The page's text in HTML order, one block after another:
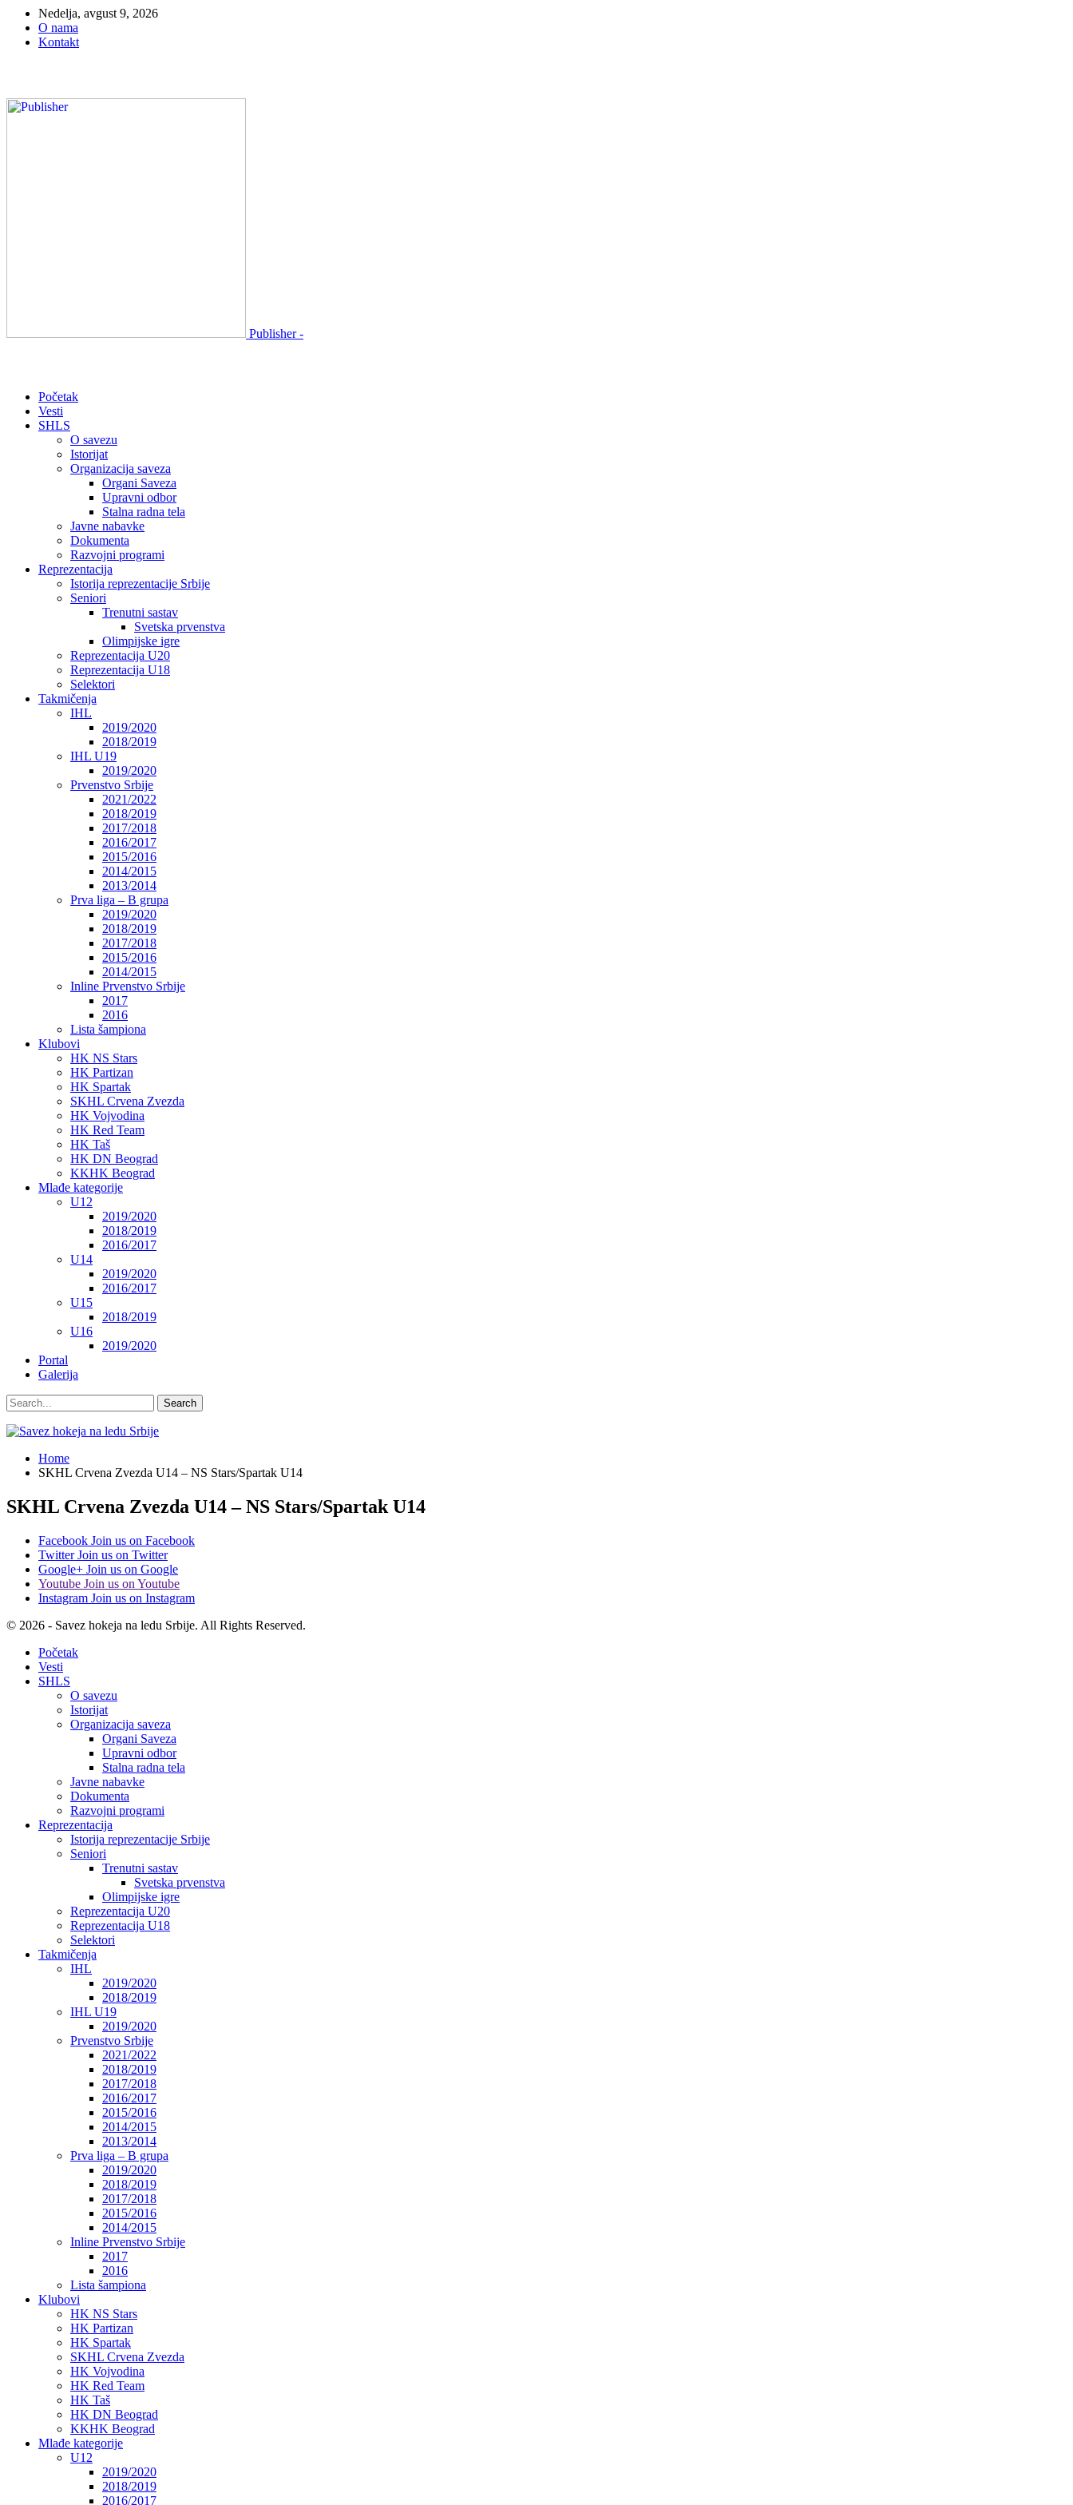
Nedelja, avgust 9, 2026
O nama
Kontakt
Publisher -
Početak
Vesti
SHLS
O savezu
Istorijat
Organizacija saveza
Organi Saveza
Upravni odbor
Stalna radna tela
Javne nabavke
Dokumenta
Razvojni programi
Reprezentacija
Istorija reprezentacije Srbije
Seniori
Trenutni sastav
Svetska prvenstva
Olimpijske igre
Reprezentacija U20
Reprezentacija U18
Selektori
Takmičenja
IHL
2019/2020
2018/2019
IHL U19
2019/2020
Prvenstvo Srbije
2021/2022
2018/2019
2017/2018
2016/2017
2015/2016
2014/2015
2013/2014
Prva liga – B grupa
2019/2020
2018/2019
2017/2018
2015/2016
2014/2015
Inline Prvenstvo Srbije
2017
2016
Lista šampiona
Klubovi
HK NS Stars
HK Partizan
HK Spartak
SKHL Crvena Zvezda
HK Vojvodina
HK Red Team
HK Taš
HK DN Beograd
KKHK Beograd
Mlađe kategorije
U12
2019/2020
2018/2019
2016/2017
U14
2019/2020
2016/2017
U15
2018/2019
U16
2019/2020
Portal
Galerija
Home
SKHL Crvena Zvezda U14 – NS Stars/Spartak U14
SKHL Crvena Zvezda U14 – NS Stars/Spartak U14
Facebook Join us on Facebook
Twitter Join us on Twitter
Google+ Join us on Google
Youtube Join us on Youtube
Instagram Join us on Instagram
© 2026 - Savez hokeja na ledu Srbije. All Rights Reserved.
Početak
Vesti
SHLS
O savezu
Istorijat
Organizacija saveza
Organi Saveza
Upravni odbor
Stalna radna tela
Javne nabavke
Dokumenta
Razvojni programi
Reprezentacija
Istorija reprezentacije Srbije
Seniori
Trenutni sastav
Svetska prvenstva
Olimpijske igre
Reprezentacija U20
Reprezentacija U18
Selektori
Takmičenja
IHL
2019/2020
2018/2019
IHL U19
2019/2020
Prvenstvo Srbije
2021/2022
2018/2019
2017/2018
2016/2017
2015/2016
2014/2015
2013/2014
Prva liga – B grupa
2019/2020
2018/2019
2017/2018
2015/2016
2014/2015
Inline Prvenstvo Srbije
2017
2016
Lista šampiona
Klubovi
HK NS Stars
HK Partizan
HK Spartak
SKHL Crvena Zvezda
HK Vojvodina
HK Red Team
HK Taš
HK DN Beograd
KKHK Beograd
Mlađe kategorije
U12
2019/2020
2018/2019
2016/2017